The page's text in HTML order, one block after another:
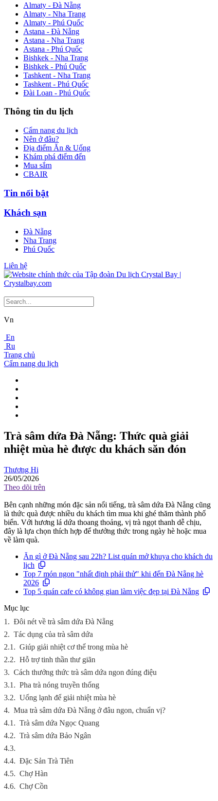
Almaty - Đà Nẵng
Almaty - Nha Trang
Almaty - Phú Quốc
Astana - Đà Nẵng
Astana - Nha Trang
Astana - Phú Quốc
Bishkek - Nha Trang
Bishkek - Phú Quốc
Tashkent - Nha Trang
Tashkent - Phú Quốc
Đài Loan - Phú Quốc
Thông tin du lịch
Cẩm nang du lịch
Nên ở đâu?
Địa điểm Ăn & Uống
Khám phá điểm đến
Mua sắm
CBAIR
Tin nổi bật
Khách sạn
Đà Nẵng
Nha Trang
Phú Quốc
Liên hệ
Vn
En
Ru
Trang chủ
Cẩm nang du lịch
Trà sâm dứa Đà Nẵng: Thức quà giải
nhiệt mùa hè được du khách săn đón
Thương Hi
26/05/2026
Theo dõi trên
Bên cạnh những món đặc sản nổi tiếng, trà sâm dứa Đà Nẵng cũng
là thức quà được nhiều du khách tìm mua khi ghé thăm thành phố
biển. Với hương lá dứa thoang thoảng, vị trà ngọt thanh dễ chịu,
đây là lựa chọn thích hợp để thưởng thức trong ngày hè hoặc mua
về làm quà.
Ăn gì ở Đà Nẵng sau 22h? List quán mở khuya cho khách du
lịch
Top 7 món ngon "nhất định phải thử" khi đến Đà Nẵng hè
2026
Top 5 quán cafe có không gian làm việc đẹp tại Đà Nẵng
Mục lục
1. Đôi nét về trà sâm dứa Đà Nẵng
2. Tác dụng của trà sâm dứa
2.1. Giúp giải nhiệt cơ thể trong mùa hè
2.2. Hỗ trợ tinh thần thư giãn
3. Cách thưởng thức trà sâm dứa ngon đúng điệu
3.1. Pha trà nóng truyền thống
3.2. Uống lạnh để giải nhiệt mùa hè
4. Mua trà sâm dứa Đà Nẵng ở đâu ngon, chuẩn vị?
4.1. Trà sâm dứa Ngọc Quang
4.2. Trà sâm dứa Bảo Ngân
4.3.
4.4. Đặc Sản Trà Tiên
4.5. Chợ Hàn
4.6. Chợ Cồn